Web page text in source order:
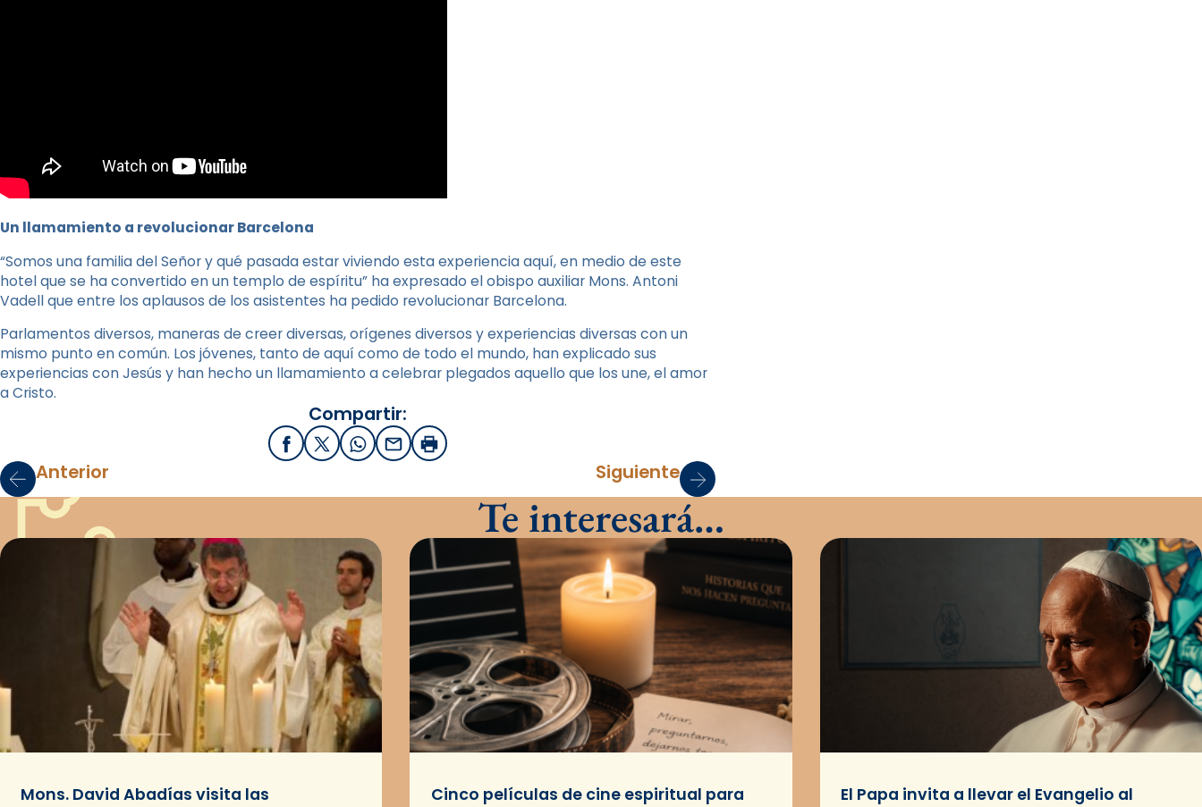
Un llamamiento a revolucionar Barcelona
“Somos una familia del Señor y qué pasada estar viviendo esta experiencia aquí, en medio de este
hotel que se ha convertido en un templo de espíritu” ha expresado el obispo auxiliar Mons. Antoni
Vadell que entre los aplausos de los asistentes ha pedido revolucionar Barcelona.
Parlamentos diversos, maneras de creer diversas, orígenes diversos y experiencias diversas con un
mismo punto en común. Los jóvenes, tanto de aquí como de todo el mundo, han explicado sus
experiencias con Jesús y han hecho un llamamiento a celebrar plegados aquello que los une, el amor
a Cristo.
Compartir:
FacebookX / Twitter
WhatsApp
EmailImprimir
Anterior Siguiente
Te interesará…
Mons. David Abadías visita las
Cinco películas de cine espiritual para
El Papa invita a llevar el Evangelio al